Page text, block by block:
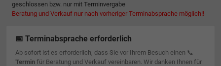
geschlossen bzw. nur mit Terminvergabe
Beratung und Verkauf nur nach vorheriger Terminabsprache möglich!!
📅 Terminabsprache erforderlich
Ab sofort ist es erforderlich, dass Sie vor Ihrem Besuch einen 📞
Terminfür Beratung und Verkauf vereinbaren. Wir danken Ihnen für